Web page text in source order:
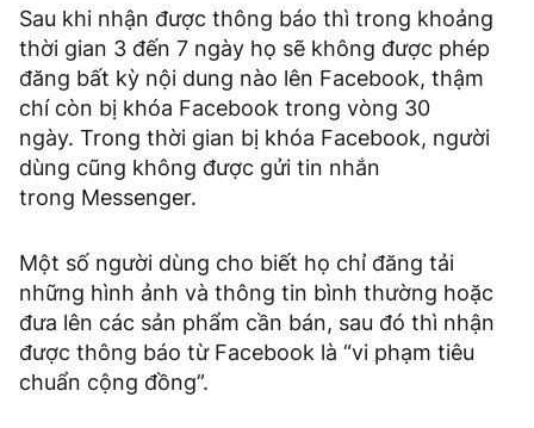
Sau khi nhận được thông báo thì trong khoảng
thời gian 3 đến 7 ngày họ sẽ không được phép
đăng bất kỳ nội dung nào lên Facebook, thậm
chí còn bị khóa Facebook trong vòng 30
ngày. Trong thời gian bị khóa Facebook, người
dùng cũng không được gửi tin nhắn
trong Messenger.
Một số người dùng cho biết họ chỉ đăng tải
những hình ảnh và thông tin bình thường hoặc
đưa lên các sản phẩm cần bán, sau đó thì nhận
được thông báo từ Facebook là “vi phạm tiêu
chuẩn cộng đồng”.